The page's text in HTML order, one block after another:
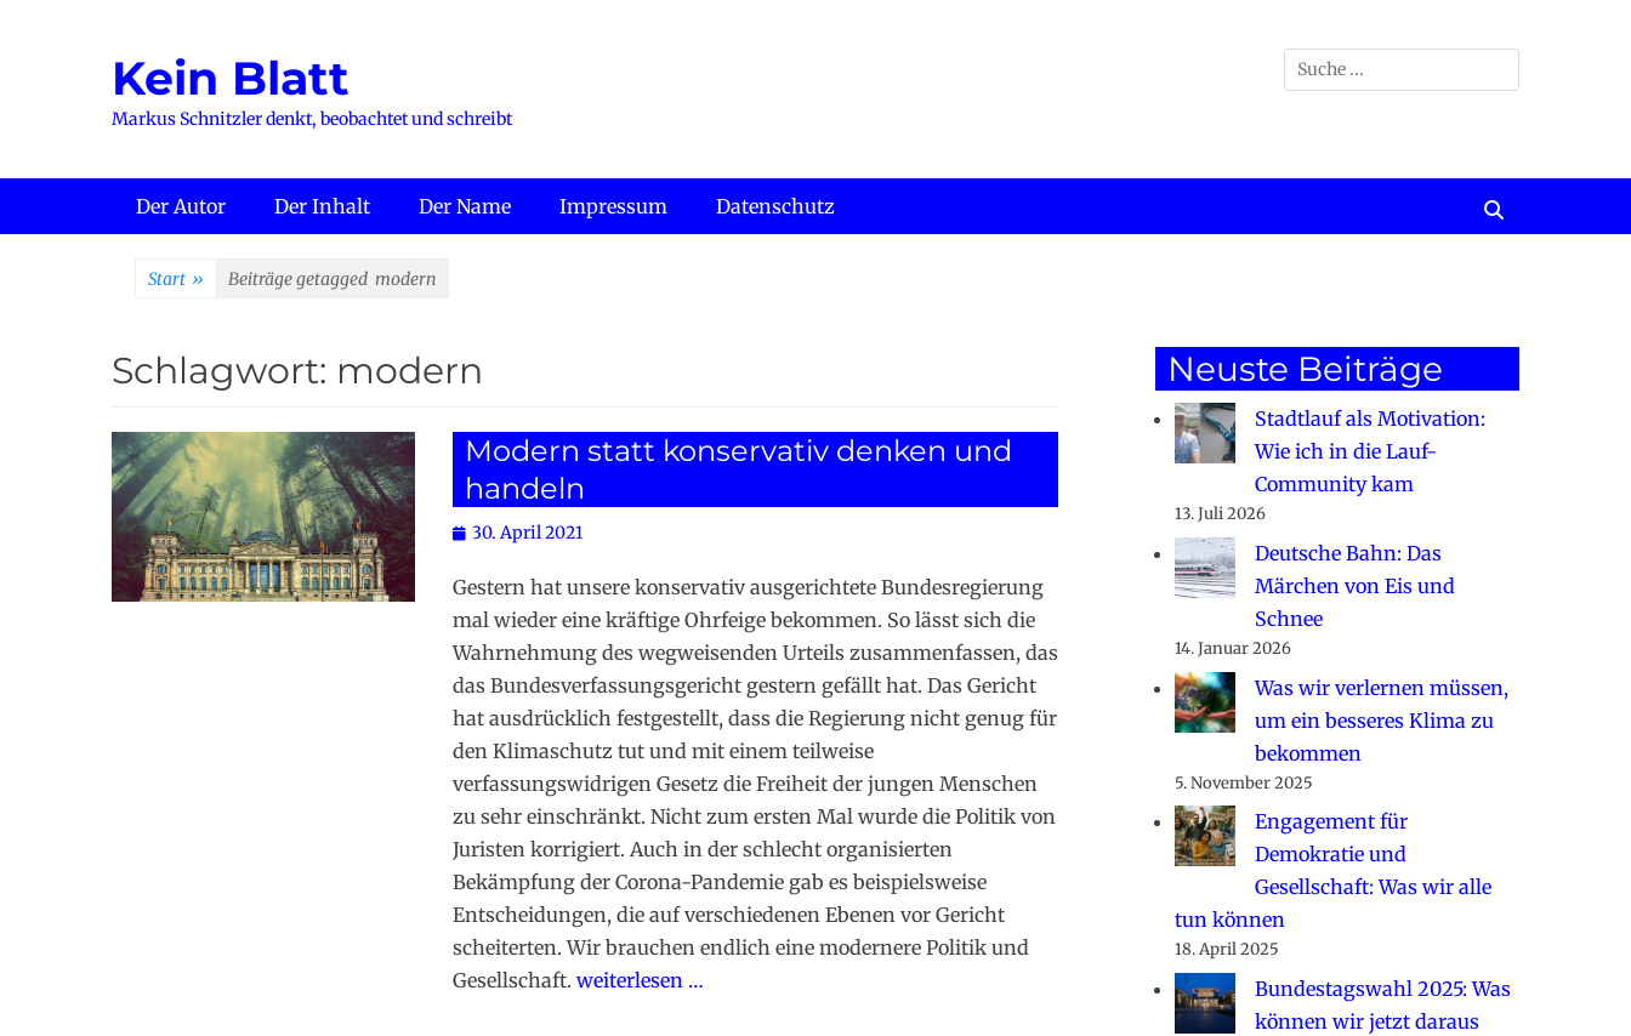
Kein Blatt
Markus Schnitzler denkt, beobachtet und schreibt
Suchen
nach:
Primäres Menü
Der Autor Der Inhalt Der Name Impressum Datenschutz
Start » Beiträge getagged modern
Schlagwort: modern
Modern statt konservativ denken und
handeln
Posted
30. April 2021
Gestern hat unsere konservativ ausgerichtete Bundesregierung
mal wieder eine kräftige Ohrfeige bekommen. So lässt sich die
Wahrnehmung des wegweisenden Urteils zusammenfassen, das
das Bundesverfassungsgericht gestern gefällt hat. Das Gericht
hat ausdrücklich festgestellt, dass die Regierung nicht genug für
den Klimaschutz tut und mit einem teilweise
verfassungswidrigen Gesetz die Freiheit der jungen Menschen
zu sehr einschränkt. Nicht zum ersten Mal wurde die Politik von
Juristen korrigiert. Auch in der schlecht organisierten
Bekämpfung der Corona-Pandemie gab es beispielsweise
Entscheidungen, die auf verschiedenen Ebenen vor Gericht
scheiterten. Wir brauchen endlich eine modernere Politik und
Gesellschaft. weiterlesen …
Neuste Beiträge
Stadtlauf als Motivation:
Wie ich in die Lauf-
Community kam
13. Juli 2026
Deutsche Bahn: Das
Märchen von Eis und
Schnee
14. Januar 2026
Was wir verlernen müssen,
um ein besseres Klima zu
bekommen
5. November 2025
Engagement für
Demokratie und
Gesellschaft: Was wir alle
tun können
18. April 2025
Bundestagswahl 2025: Was
können wir jetzt daraus